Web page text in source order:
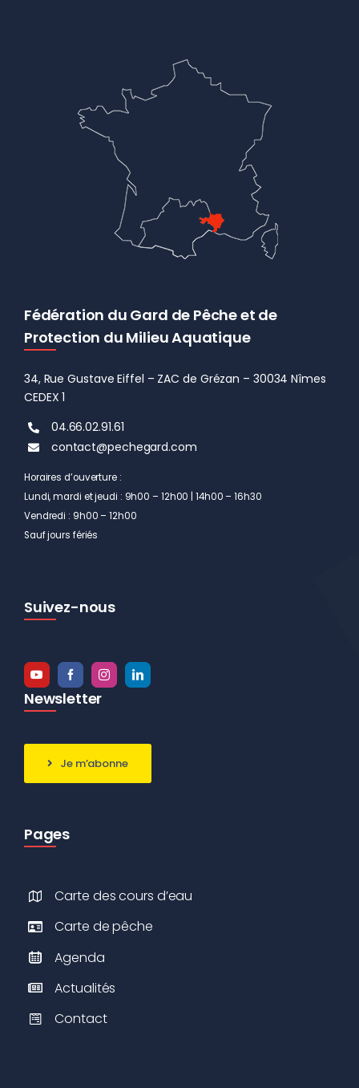
Fédération du Gard de Pêche et de
Protection du Milieu Aquatique
34, Rue Gustave Eiffel – ZAC de Grézan – 30034 Nîmes
CEDEX 1
04.66.02.91.61
contact@pechegard.com
Horaires d’ouverture :
Lundi, mardi et jeudi : 9h00 – 12h00 | 14h00 – 16h30
Vendredi : 9h00 – 12h00
Sauf jours fériés
Suivez-nous
Newsletter
Je m’abonne
Pages
Carte des cours d’eau
Carte de pêche
Agenda
Actualités
Contact